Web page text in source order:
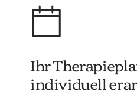
Ihr
individuell